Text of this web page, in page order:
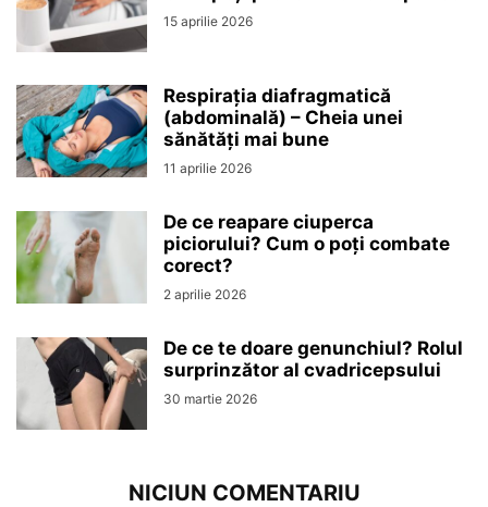
15 aprilie 2026
Respirația diafragmatică
(abdominală) – Cheia unei
sănătăți mai bune
11 aprilie 2026
De ce reapare ciuperca
piciorului? Cum o poți combate
corect?
2 aprilie 2026
De ce te doare genunchiul? Rolul
surprinzător al cvadricepsului
30 martie 2026
NICIUN COMENTARIU